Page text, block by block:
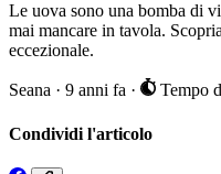
Le uova sono una bomba di
mai mancare in tavola.
eccezionale.
Seana · 9 anni fa · Tempo
Condividi l'articolo